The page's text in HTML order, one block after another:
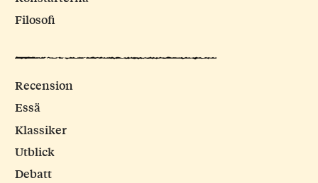
Filosofi
Recension
Essä
Klassiker
Utblick
Debatt